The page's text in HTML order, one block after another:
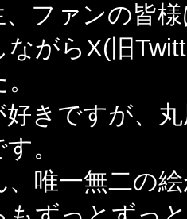
、ファンの皆
ながらX(旧
好きですが、
。
、唯一無二の